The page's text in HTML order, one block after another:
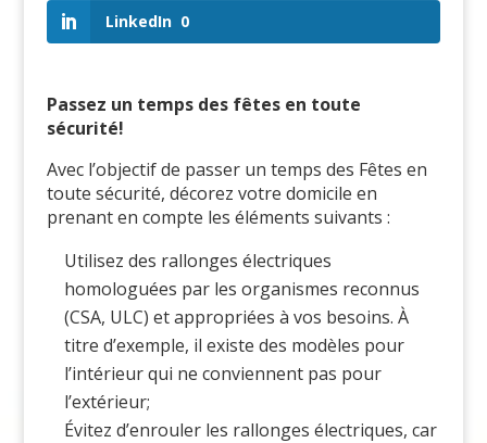
LinkedIn 0
Passez un temps des fêtes en toute
sécurité!
Avec l’objectif de passer un temps des Fêtes en
toute sécurité, décorez votre domicile en
prenant en compte les éléments suivants :
Utilisez des rallonges électriques
homologuées par les organismes reconnus
(CSA, ULC) et appropriées à vos besoins. À
titre d’exemple, il existe des modèles pour
l’intérieur qui ne conviennent pas pour
l’extérieur;
Évitez d’enrouler les rallonges électriques, car